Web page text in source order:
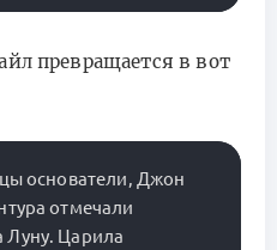
превращается в вот
основатели, Джон
отмечали
Луну. Царила